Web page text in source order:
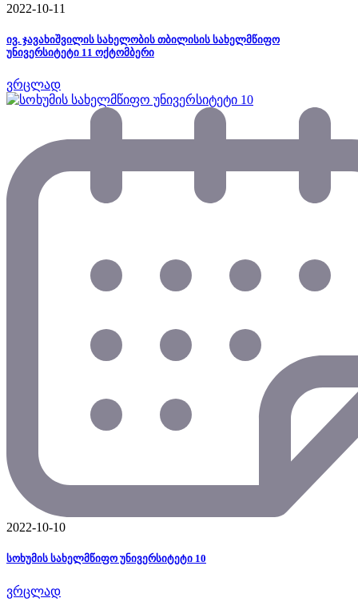
2022-10-11
ივ. ჯავახიშვილის სახელობის თბილისის სახელმწიფო
უნივერსიტეტი 11 ოქტომბერი
ვრცლად
2022-10-10
სოხუმის სახელმწიფო უნივერსიტეტი 10
ვრცლად